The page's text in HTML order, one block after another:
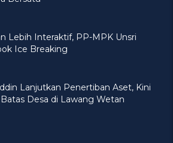
Lebih Interaktif, PP-MPK Unsri
Ice Breaking
Lanjutkan Penertiban Aset, Kini
Desa di Lawang Wetan